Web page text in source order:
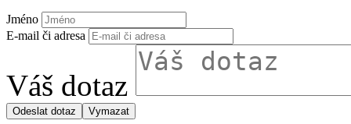
Jméno
E-mail či adresa
Váš dotaz